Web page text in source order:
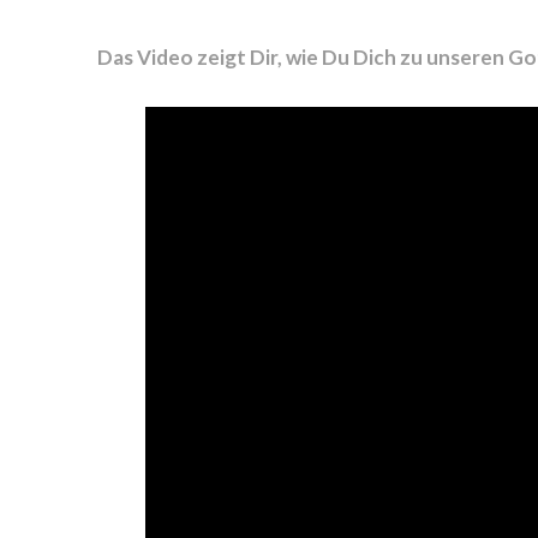
Das Video zeigt Dir, wie Du Dich zu unseren